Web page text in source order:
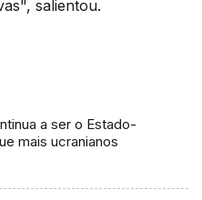
salientou.
a ser o Estado-
mais ucranianos